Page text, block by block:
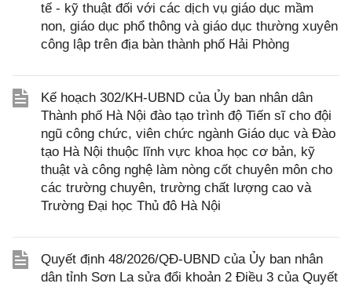
tế - kỹ thuật đối với các dịch vụ giáo dục mầm
non, giáo dục phổ thông và giáo dục thường xuyên
công lập trên địa bàn thành phố Hải Phòng
Kế hoạch 302/KH-UBND của Ủy ban nhân dân
Thành phố Hà Nội đào tạo trình độ Tiến sĩ cho đội
ngũ công chức, viên chức ngành Giáo dục và Đào
tạo Hà Nội thuộc lĩnh vực khoa học cơ bản, kỹ
thuật và công nghệ làm nòng cốt chuyên môn cho
các trường chuyên, trường chất lượng cao và
Trường Đại học Thủ đô Hà Nội
Quyết định 48/2026/QĐ-UBND của Ủy ban nhân
dân tỉnh Sơn La sửa đổi khoản 2 Điều 3 của Quyết